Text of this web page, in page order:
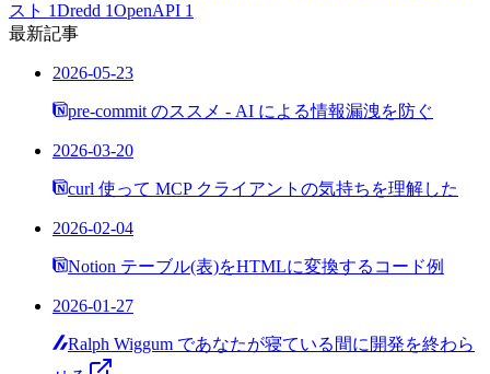
スト 1Dredd 1OpenAPI 1
最新記事
2026-05-23
pre-commit のススメ - AI による情報漏洩を防ぐ
2026-03-20
curl 使って MCP クライアントの気持ちを理解した
2026-02-04
Notion テーブル(表)をHTMLに変換するコード例
2026-01-27
Ralph Wiggum であなたが寝ている間に開発を終わら